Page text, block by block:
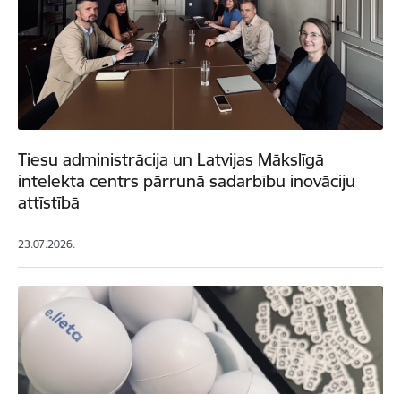
Tiesu administrācija un Latvijas Mākslīgā
intelekta centrs pārrunā sadarbību inovāciju
attīstībā
23.07.2026.